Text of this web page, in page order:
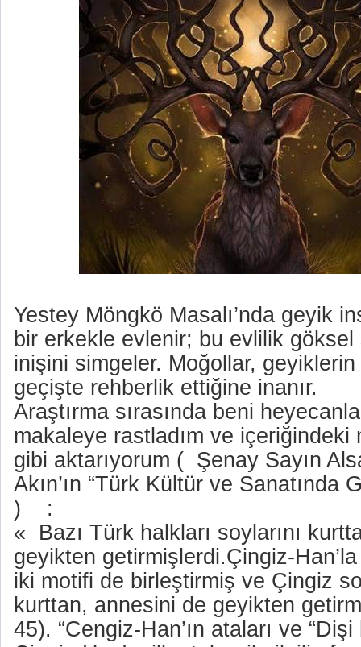
Yestey Möngkö Masalı’nda geyik
bir erkekle evlenir; bu evlilik
inişini simgeler. Moğollar,
geçişte rehberlik ettiğine inanır.
Araştırma sırasında beni
makaleye rastladım ve içeriğindeki
gibi aktarıyorum ( Şenay Sayın
Akın’ın “Türk Kültür ve Sanatında
)
:
«
Bazı Türk halkları soylarını
geyikten getirmişlerdi.Çingiz-
iki motifi de birleştirmiş ve Çingiz
kurttan, annesini de geyikten
45). “Cengiz-Han’ın ataları ve